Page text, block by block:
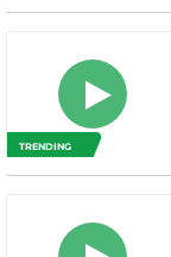
TRENDING